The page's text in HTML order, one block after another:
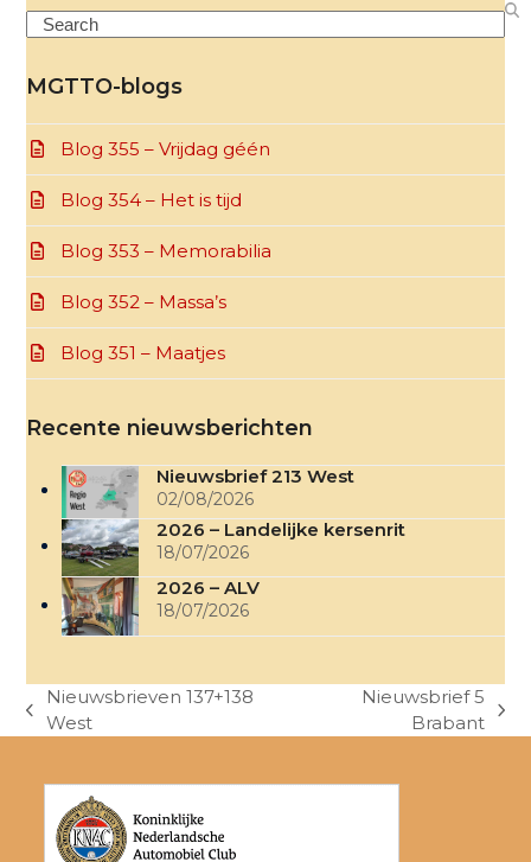
Search
MGTTO-blogs
Blog 355 – Vrijdag géén
Blog 354 – Het is tijd
Blog 353 – Memorabilia
Blog 352 – Massa’s
Blog 351 – Maatjes
Recente nieuwsberichten
Nieuwsbrief 213 West
02/08/2026
2026 – Landelijke kersenrit
18/07/2026
2026 – ALV
18/07/2026
previous
Nieuwsbrieven 137+138
West
Nieuwsbrief 5
Brabant